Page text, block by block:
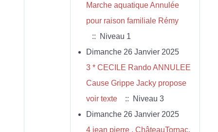
Marche aquatique Annulée
pour raison familiale Rémy
:: Niveau 1
Dimanche 26 Janvier 2025
3 * CECILE Rando ANNULEE
Cause Grippe Jacky propose
voir texte
:: Niveau 3
Dimanche 26 Janvier 2025
4 jean pierre . ChâteauTornac,